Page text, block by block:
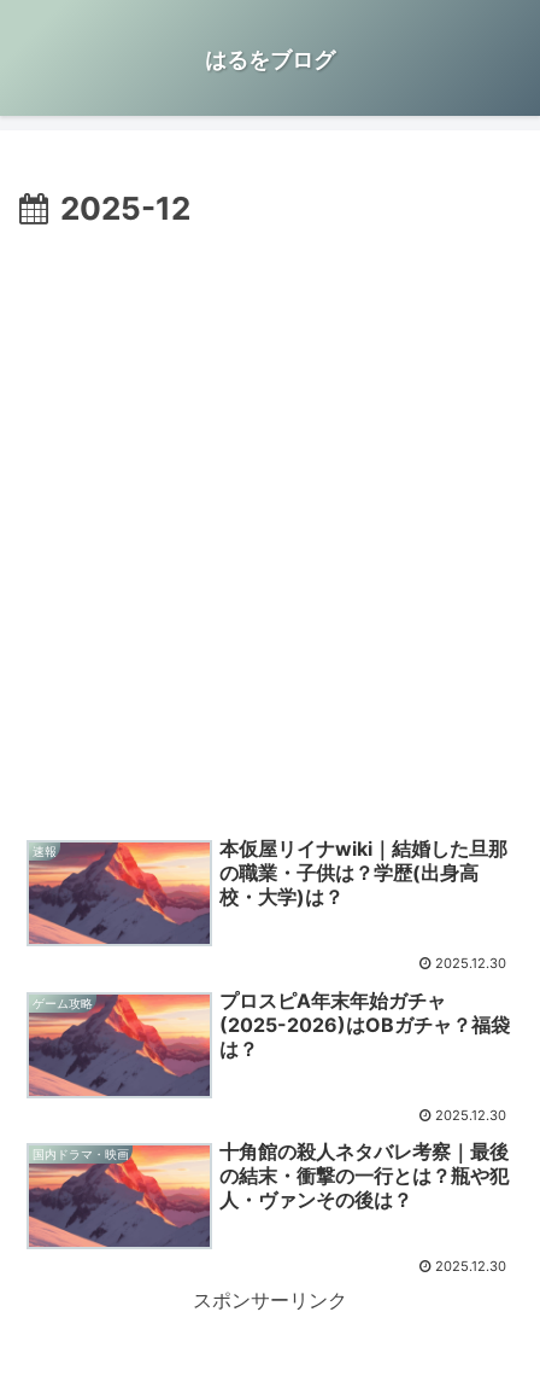
はるをブログ
2025-12
速報
本仮屋リイナwiki｜結婚した旦那
の職業・子供は？学歴(出身高
校・大学)は？
2025.12.30
ゲーム攻略
プロスピA年末年始ガチャ
(2025-2026)はOBガチャ？福袋
は？
2025.12.30
国内ドラマ・映画
十角館の殺人ネタバレ考察｜最後
の結末・衝撃の一行とは？瓶や犯
人・ヴァンその後は？
2025.12.30
スポンサーリンク